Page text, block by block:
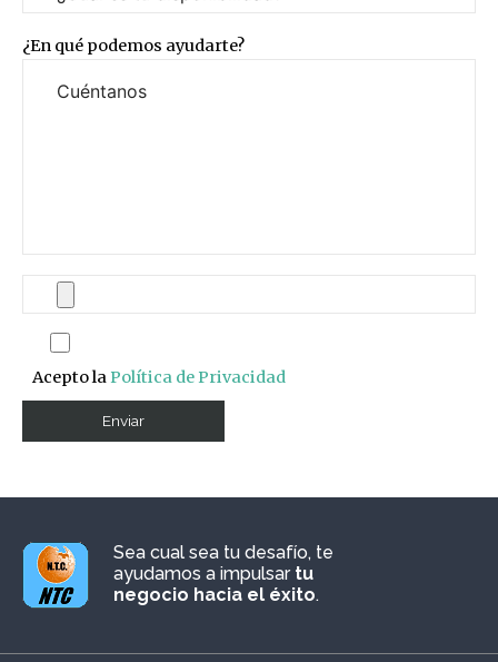
¿En qué podemos ayudarte?
Acepto la Política de Privacidad
Sea cual sea tu desafío, te
ayudamos a impulsar tu
negocio hacia el éxito.